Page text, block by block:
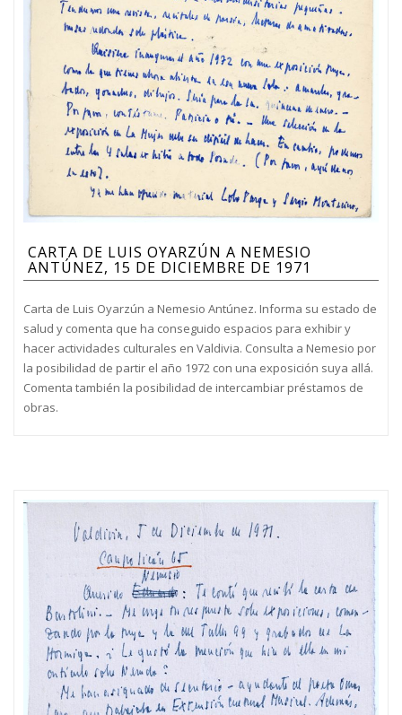
CARTA DE LUIS OYARZÚN A NEMESIO
ANTÚNEZ, 15 DE DICIEMBRE DE 1971
Carta de Luis Oyarzún a Nemesio Antúnez. Informa su estado de
salud y comenta que ha conseguido espacios para exhibir y
hacer actividades culturales en Valdivia. Consulta a Nemesio por
la posibilidad de partir el año 1972 con una exposición suya allá.
Comenta también la posibilidad de intercambiar préstamos de
obras.